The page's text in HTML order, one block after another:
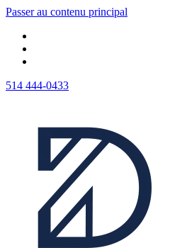
Passer au contenu principal
514 444-0433